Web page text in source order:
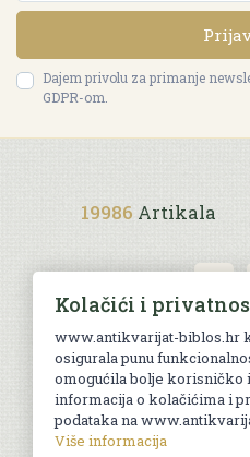
Dajem privolu za primanje
GDPR-om.
19986 Artikala
Uvjeti
Kolačići i
www.antikvarijat-biblos.hr
osigurala punu
omogućila bolje korisničko
informacija o kolačićima i
podataka na
Više informacija